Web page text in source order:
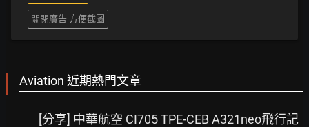
關閉廣告 方便截圖
Aviation 近期熱門文章
[分享] 中華航空 CI705 TPE-CEB A321neo飛行記